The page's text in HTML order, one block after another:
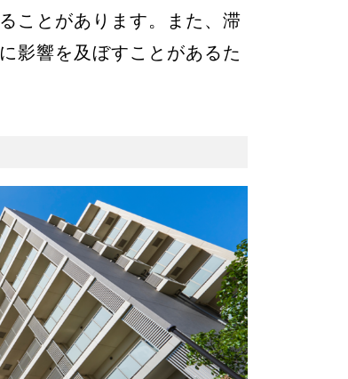
ことがあります。また、滞
影響を及ぼすことがあるた